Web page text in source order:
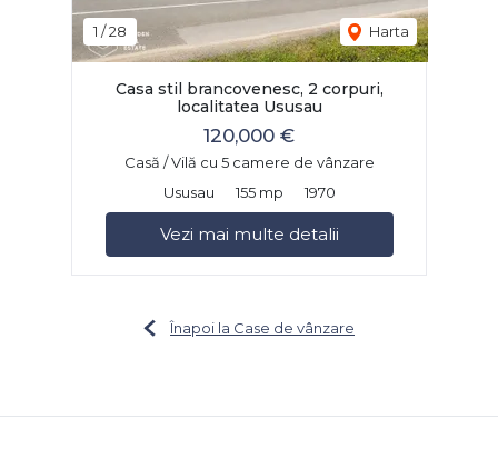
1 /28 Harta
Casa stil brancovenesc, 2 corpuri,
localitatea Ususau
120,000 €
Casă / Vilă cu 5 camere de vânzare
Ususau
155 mp 1970
Vezi mai multe detalii
Înapoi la Case de vânzare